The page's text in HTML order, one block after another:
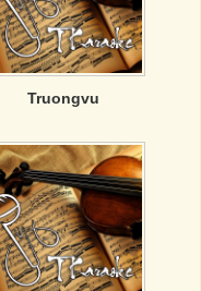
Truongvu